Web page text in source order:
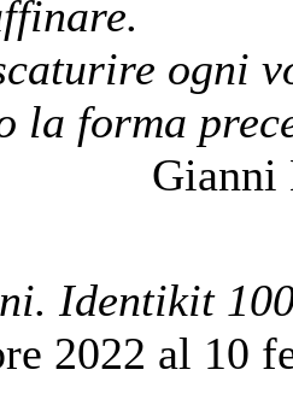
ogni
la forma
Identikit
2022 al 10